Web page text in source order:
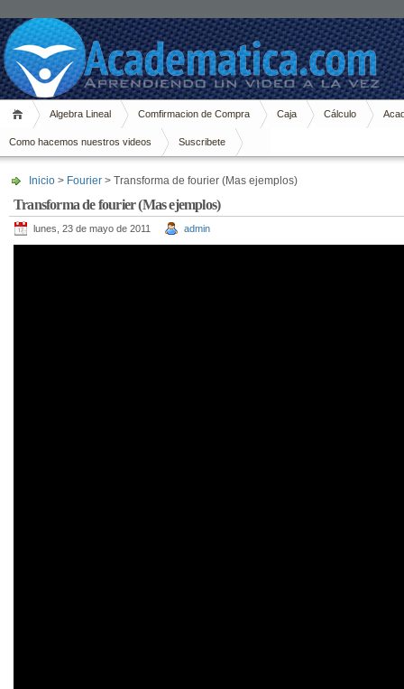
Algebra Lineal Comfirmacion de Compra Caja Cálculo
Como hacemos nuestros videos Suscribete
Inicio > Fourier > Transforma de fourier (Mas ejemplos)
Transforma de fourier (Mas ejemplos)
lunes, 23 de mayo de 2011 admin